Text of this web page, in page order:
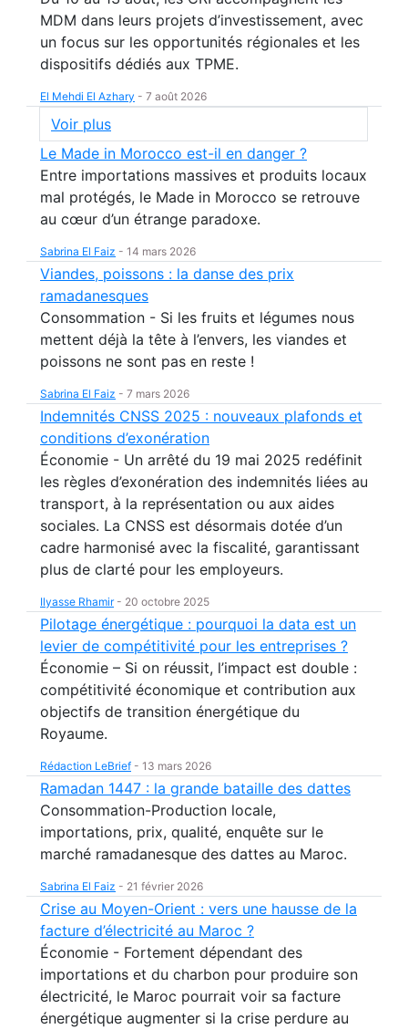
MDM dans leurs projets d’investissement, avec
un focus sur les opportunités régionales et les
dispositifs dédiés aux TPME.
El Mehdi El Azhary - 7 août 2026
Voir plus
Le Made in Morocco est-il en danger ?
Entre importations massives et produits locaux
mal protégés, le Made in Morocco se retrouve
au cœur d’un étrange paradoxe.
Sabrina El Faiz - 14 mars 2026
Viandes, poissons : la danse des prix
ramadanesques
Consommation - Si les fruits et légumes nous
mettent déjà la tête à l’envers, les viandes et
poissons ne sont pas en reste !
Sabrina El Faiz - 7 mars 2026
Indemnités CNSS 2025 : nouveaux plafonds et
conditions d’exonération
Économie - Un arrêté du 19 mai 2025 redéfinit
les règles d’exonération des indemnités liées au
transport, à la représentation ou aux aides
sociales. La CNSS est désormais dotée d’un
cadre harmonisé avec la fiscalité, garantissant
plus de clarté pour les employeurs.
Ilyasse Rhamir- 20 octobre 2025
Pilotage énergétique : pourquoi la data est un
levier de compétitivité pour les entreprises ?
Économie – Si on réussit, l’impact est double :
compétitivité économique et contribution aux
objectifs de transition énergétique du
Royaume.
Rédaction LeBrief - 13 mars 2026
Ramadan 1447 : la grande bataille des dattes
Consommation-Production locale,
importations, prix, qualité, enquête sur le
marché ramadanesque des dattes au Maroc.
Sabrina El Faiz - 21 février 2026
Crise au Moyen-Orient : vers une hausse de la
facture d’électricité au Maroc ?
Économie - Fortement dépendant des
importations et du charbon pour produire son
électricité, le Maroc pourrait voir sa facture
énergétique augmenter si la crise perdure au